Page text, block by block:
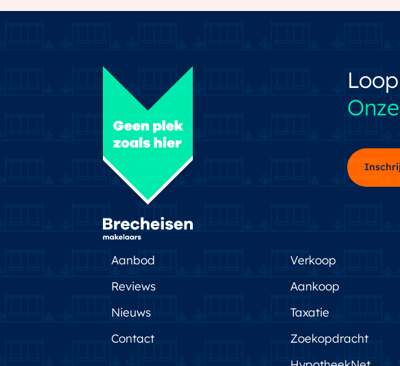
Aanbod
Reviews
Nieuws
Contact
Verkoop
Aankoop
Taxatie
Zoekopdracht